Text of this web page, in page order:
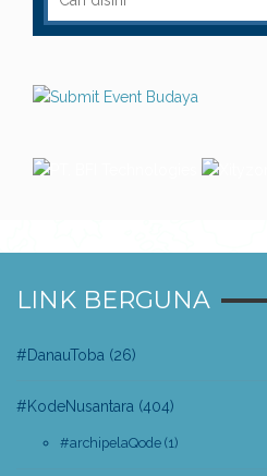
LINK BERGUNA
#DanauToba (26)
#KodeNusantara (404)
#archipelaQode (1)